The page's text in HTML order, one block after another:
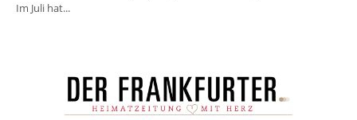
Im Juli hat...